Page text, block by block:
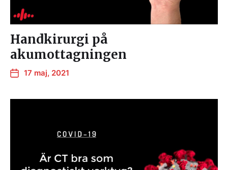
Handkirurgi på
akumottagningen
17 maj, 2021